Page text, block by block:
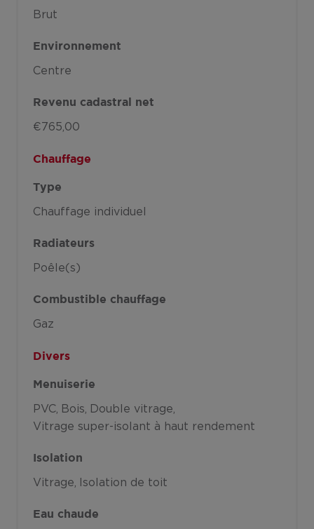
Brut
Environnement
Centre
Revenu cadastral net
€765,00
Chauffage
Type
Chauffage individuel
Radiateurs
Poêle(s)
Combustible chauffage
Gaz
Divers
Menuiserie
PVC Bois
Double vitrage
Vitrage super-isolant à haut rendement
Isolation
Vitrage Isolation de toit
Eau chaude